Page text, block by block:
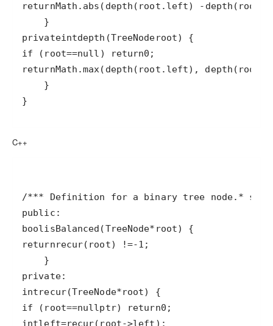
returnMath . abs ( depth ( root . left) - depth ( root
privateintdepth (TreeNoderoot
if ( root==null ) return0
returnMath .max( depth ( root . left), depth ( root
}
C++
/*** Definition for a binary tree node. *
public
boolisBalanced (TreeNode* root
returnrecur( root) !=-1
private
intrecur(TreeNode*root
if ( root==nullptr) return0
intleft=recur( root->left